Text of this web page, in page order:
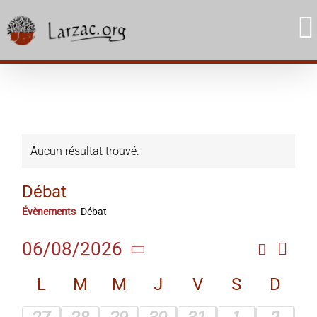
to
content
Aucun résultat trouvé.
Débat
Évènements Débat
et
Mois
06/08/2026
une
date.
Calendrier
L M M J V S
D